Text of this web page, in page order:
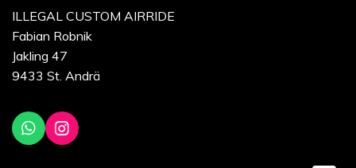
ILLEGAL CUSTOM AIRRIDE
Fabian Robnik
Jakling 47
9433 St. Andrä
W
h
I
n